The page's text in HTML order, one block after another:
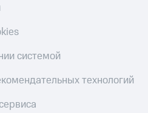
системой
технологий